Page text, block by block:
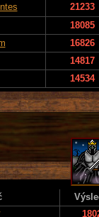
21233
18085
16826
14817
14534